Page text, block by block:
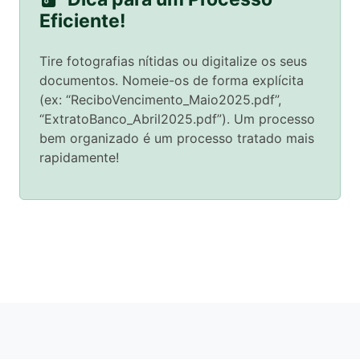
Eficiente!
Tire fotografias nítidas ou digitalize os seus
documentos. Nomeie-os de forma explícita
(ex: “ReciboVencimento_Maio2025.pdf”,
“ExtratoBanco_Abril2025.pdf”). Um processo
bem organizado é um processo tratado mais
rapidamente!